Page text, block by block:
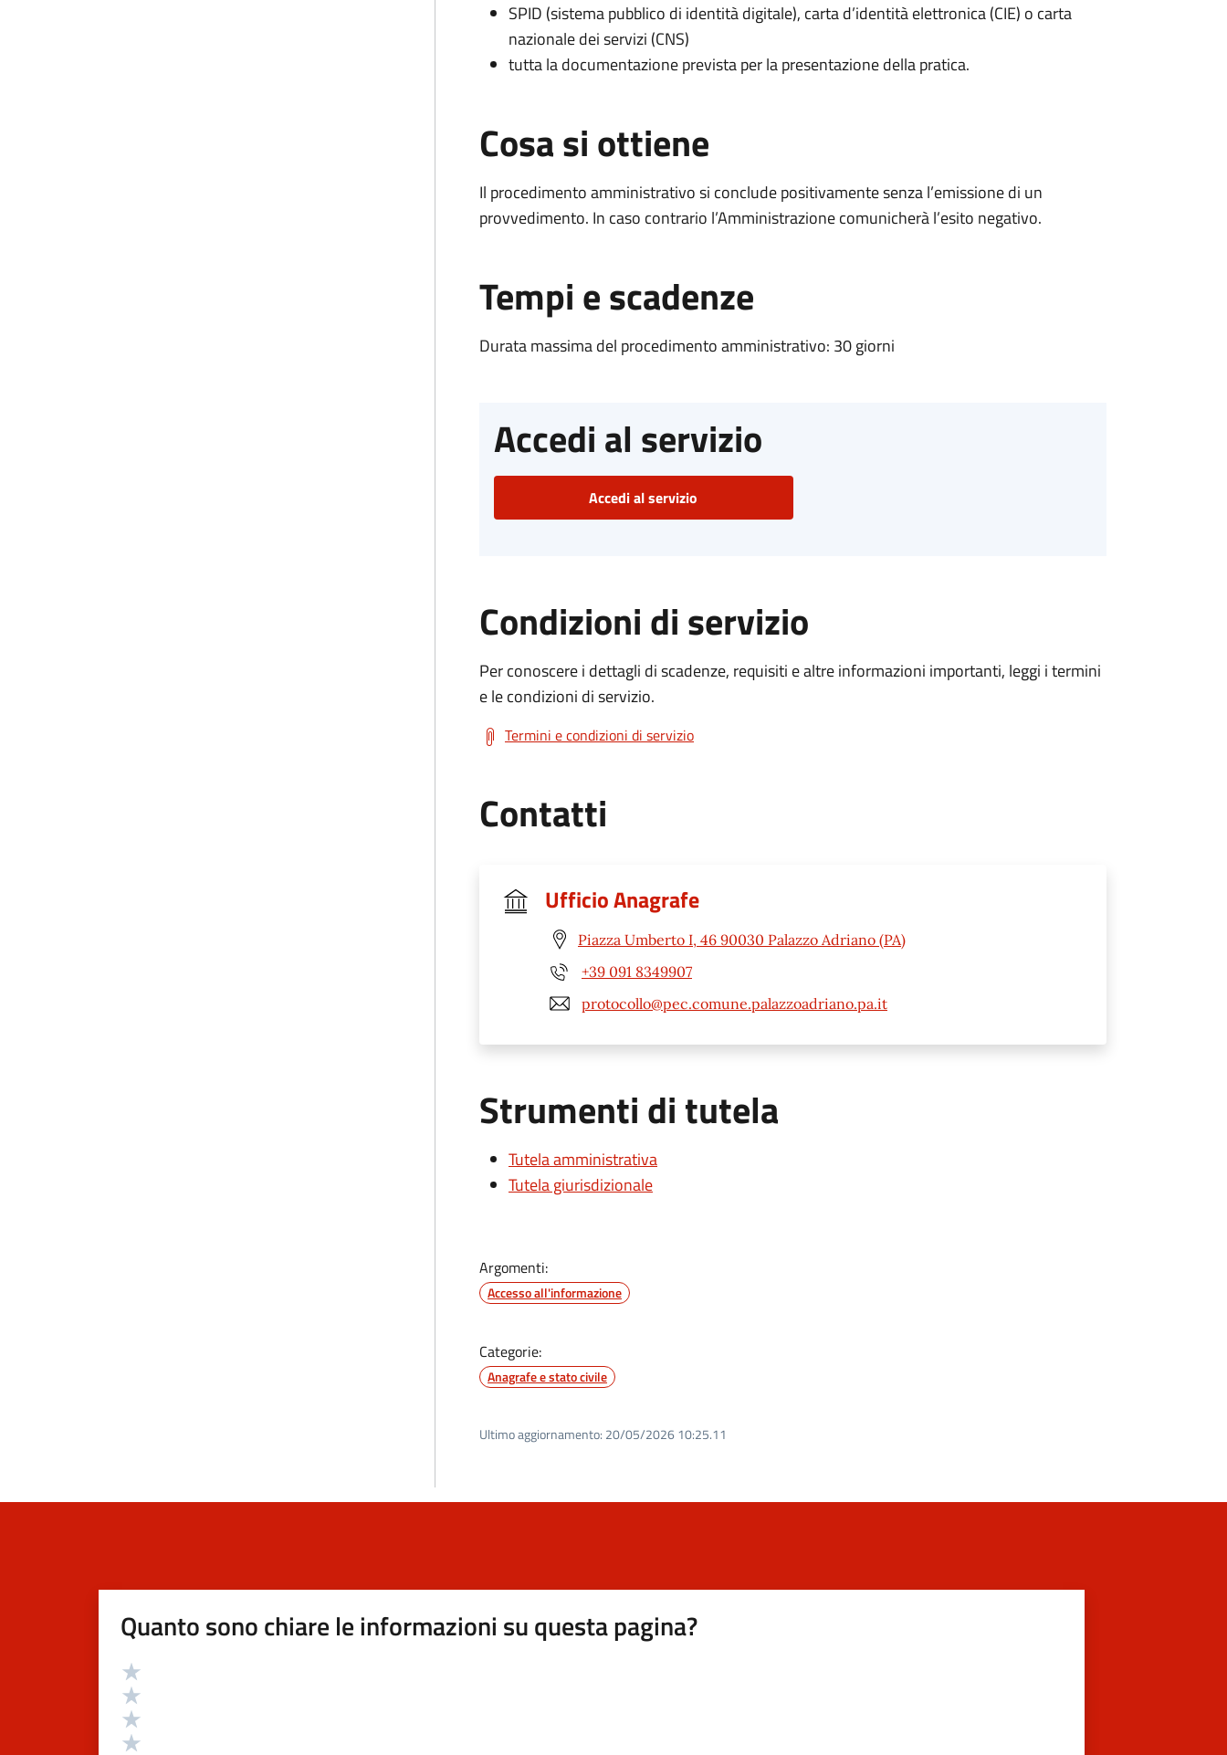
SPID (sistema pubblico di identità digitale), carta d’identità elettronica (CIE) o carta
nazionale dei servizi (CNS)
tutta la documentazione prevista per la presentazione della pratica.
Cosa si ottiene
Il procedimento amministrativo si conclude positivamente senza l’emissione di un
provvedimento. In caso contrario l’Amministrazione comunicherà l’esito negativo.
Tempi e scadenze
Durata massima del procedimento amministrativo: 30 giorni
Accedi al servizio
Accedi al servizio
Condizioni di servizio
Per conoscere i dettagli di scadenze, requisiti e altre informazioni importanti, leggi i termini
e le condizioni di servizio.
Termini e condizioni di servizio
Contatti
Ufficio Anagrafe
Piazza Umberto I, 46 90030 Palazzo Adriano (PA)
+39 091 8349907
protocollo@pec.comune.palazzoadriano.pa.it
Strumenti di tutela
Tutela amministrativa
Tutela giurisdizionale
Argomenti:
Accesso all'informazione
Categorie:
Anagrafe e stato civile
Ultimo aggiornamento: 20/05/2026 10:25.11
Quanto sono chiare le informazioni su questa pagina?
Valutazione